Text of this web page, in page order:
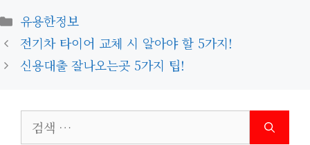
카
테
고
리
유용한정보
전기차 타이어 교체 시 알아야 할 5가지!
신용대출 잘나오는곳 5가지 팁!
색: